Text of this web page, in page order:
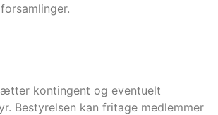
kontingent og eventuelt
Bestyrelsen kan fritage medlemmer